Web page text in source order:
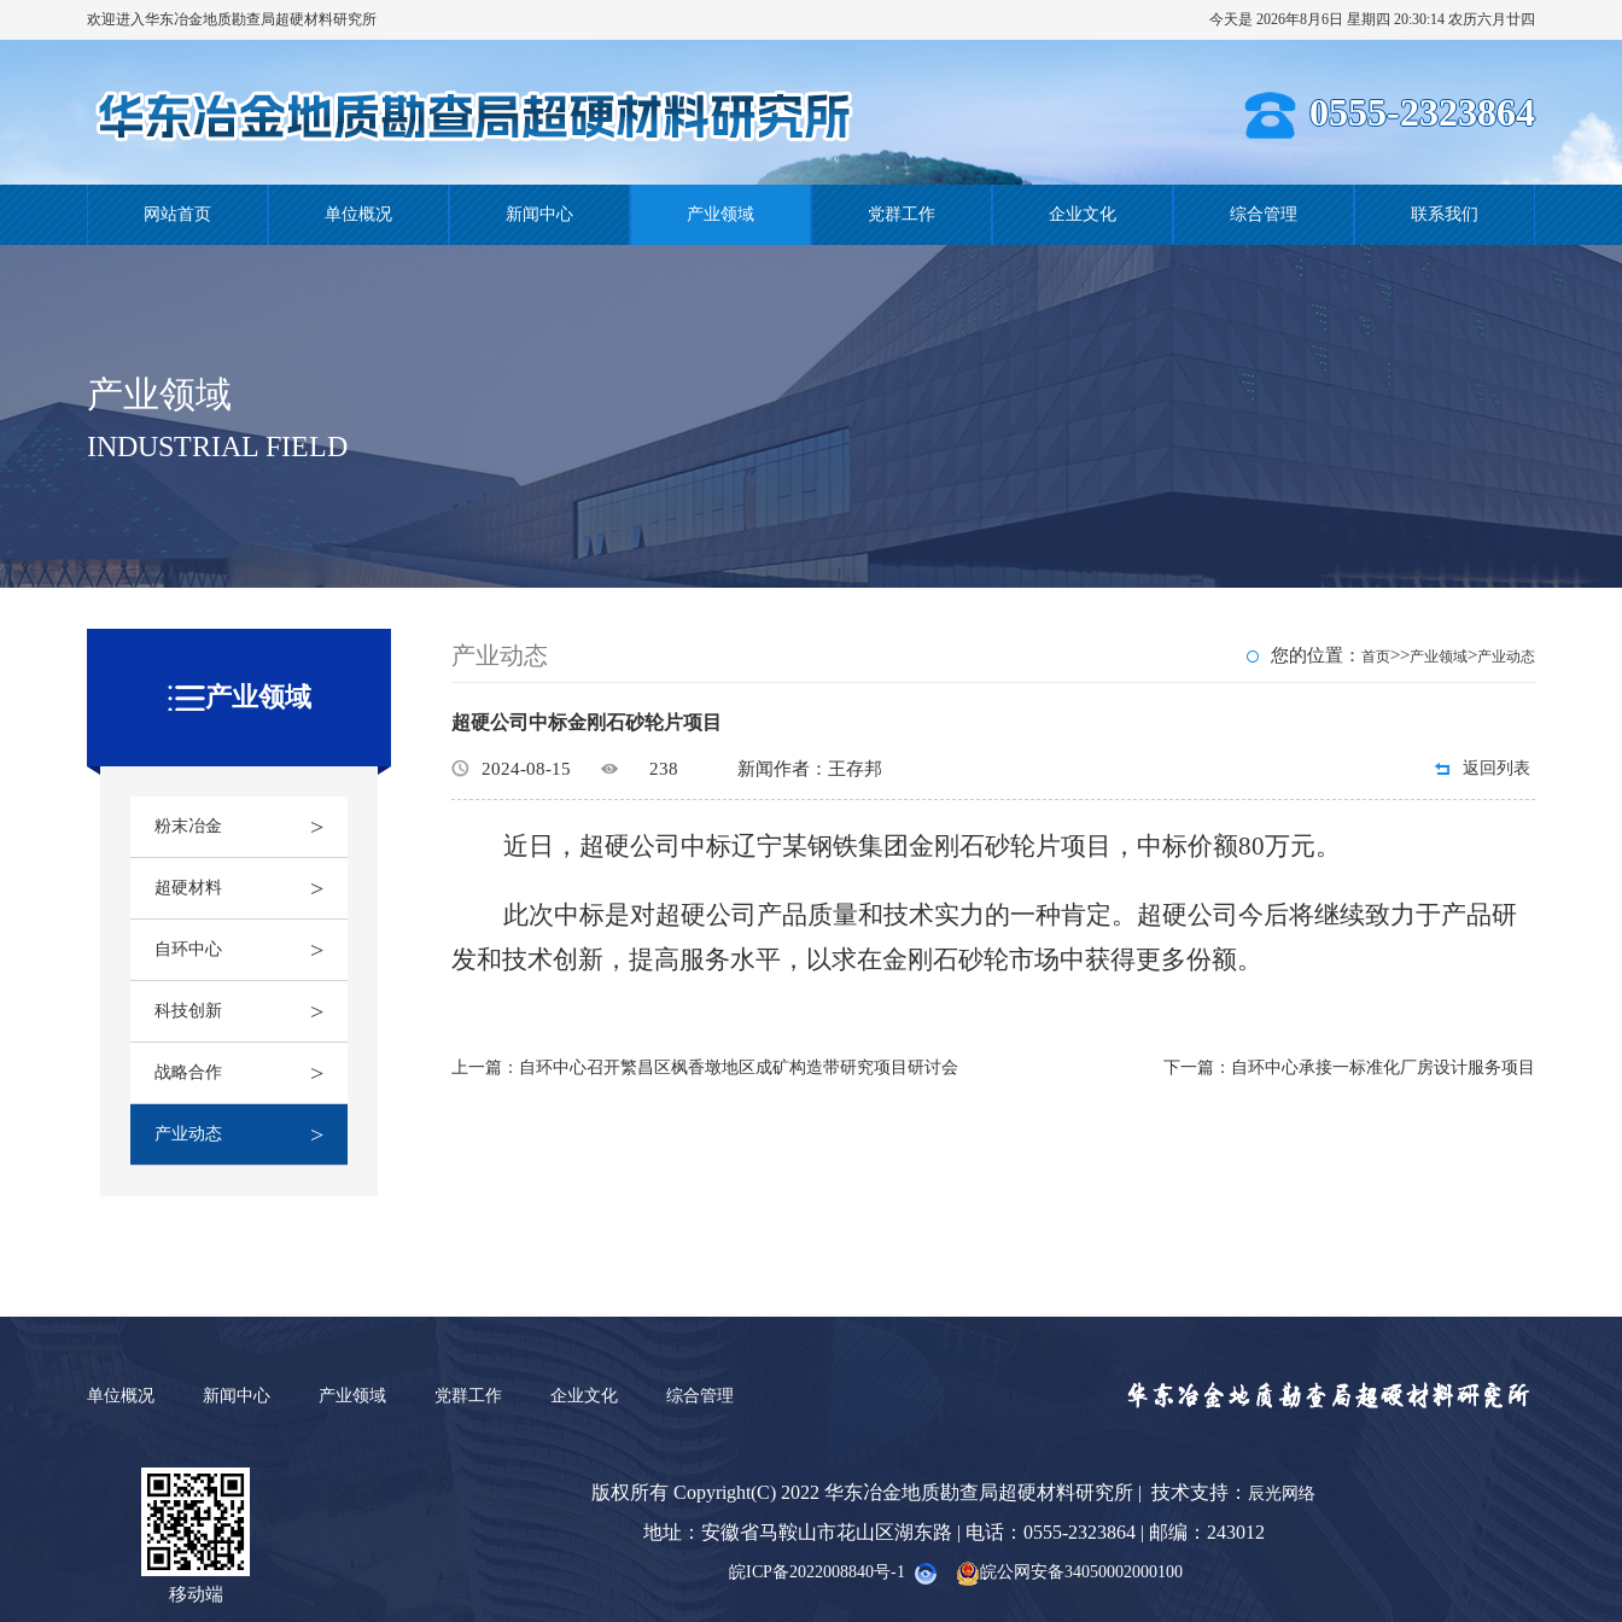
欢迎进入华东冶金地质勘查局超硬材料研究所 今天是 2026年8月6日 星期四 20:30:15 农历六月廿四
0555-2323864
网站首页 单位概况 新闻中心 产业领域 党群工作 企业文化 综合管理 联系我们
产业领域
INDUSTRIAL FIELD
产业领域
粉末冶金 >
超硬材料 >
自环中心 >
科技创新 >
战略合作 >
产业动态 >
产业动态 您的位置： 首页>>产业领域>产业动态
超硬公司中标金刚石砂轮片项目
2024-08-15 238 新闻作者：王存邦 返回列表
近日，超硬公司中标辽宁某钢铁集团金刚石砂轮片项目，中标价额80万元。
此次中标是对超硬公司产品质量和技术实力的一种肯定。超硬公司今后将继续致力于产品研
发和技术创新，提高服务水平，以求在金刚石砂轮市场中获得更多份额。
上一篇：自环中心召开繁昌区枫香墩地区成矿构造带研究项目研讨会 下一篇：自环中心承接一标准化厂房设计服务项目
单位概况 新闻中心 产业领域 党群工作 企业文化 综合管理
移动端
版权所有 Copyright(C) 2022 华东冶金地质勘查局超硬材料研究所 | 技术支持： 辰光网络
地址：安徽省马鞍山市花山区湖东路 | 电话：0555-2323864 | 邮编：243012
皖ICP备2022008840号-1 皖公网安备34050002000100